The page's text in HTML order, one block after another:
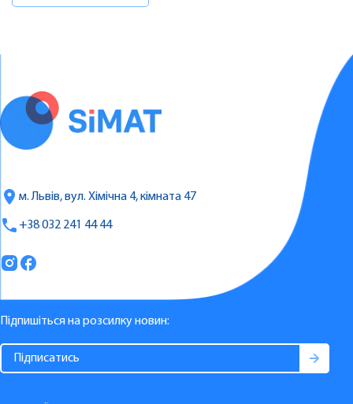
м. Львів, вул. Хімічна 4, кімната 47
+38 032 241 44 44
Підпишіться на розсилку новин: